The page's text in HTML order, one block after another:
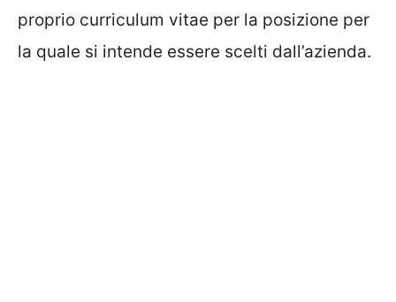
proprio curriculum vitae per la posizione per
la quale si intende essere scelti dall’azienda.